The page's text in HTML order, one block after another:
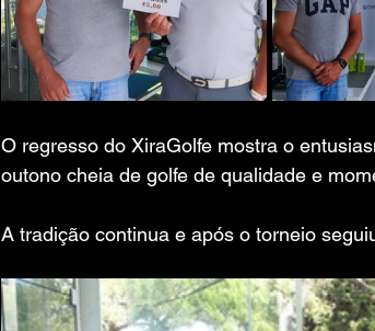
O regresso do XiraGolfe mostra o
outono cheia de golfe de qualidade e
A tradição continua e após o torneio